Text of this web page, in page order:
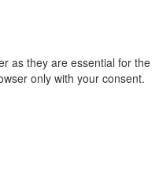
as they are essential for the
only with your consent.